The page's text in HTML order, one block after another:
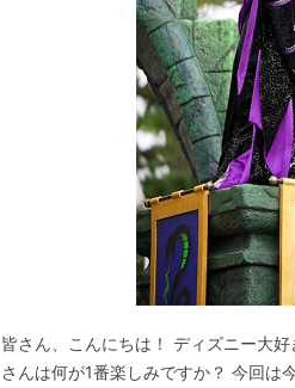
皆さん、こんにちは！ ディズニー大
さんは何が1番楽しみですか？ 今回は